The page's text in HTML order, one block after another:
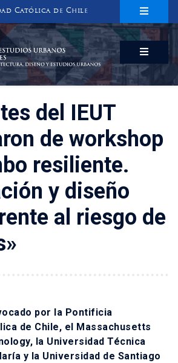
Católica de Chile
ESTUDIOS URBANOS
DISEÑO Y ESTUDIOS URBANOS
del IEUT
de workshop
resiliente.
y diseño
al riesgo de
por la Pontificia
de Chile, el Massachusetts
la Universidad Técnica
y la Universidad de Santiago